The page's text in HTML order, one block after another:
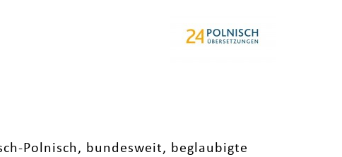
Polnisch, bundesweit, beglaubigte